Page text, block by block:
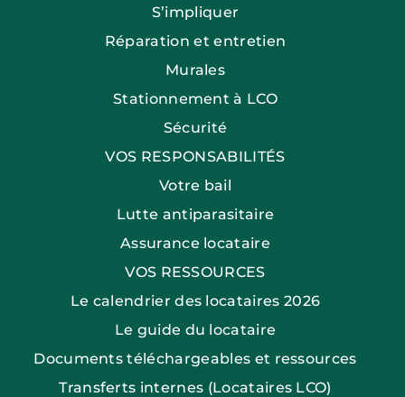
S’impliquer
Réparation et entretien
Murales
Stationnement à LCO
Sécurité
VOS RESPONSABILITÉS
Votre bail
Lutte antiparasitaire
Assurance locataire
VOS RESSOURCES
Le calendrier des locataires 2026
Le guide du locataire
Documents téléchargeables et ressources
Transferts internes (Locataires LCO)